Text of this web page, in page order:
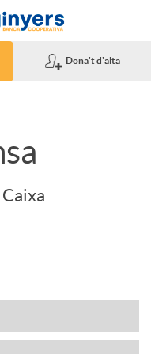
Dona't d'alta